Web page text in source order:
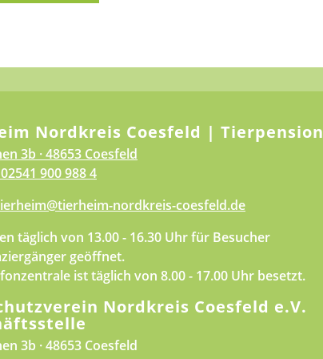
Nordkreis Coesfeld | Tierpension
3b · 48653 Coesfeld
02541 900 988 4
nordkreis-coesfeld.de
täglich von 13.00 - 16.30 Uhr für Besucher
geöffnet.
ist täglich von 8.00 - 17.00 Uhr besetzt.
Nordkreis Coesfeld e.V.
3b · 48653 Coesfeld